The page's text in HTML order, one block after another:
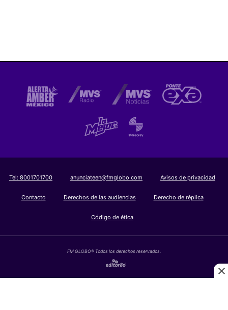
Tel: 8001701700 anunciateen@fmglobo.com Avisos de privacidad
Contacto Derechos de las audiencias Derecho de réplica
Código de ética
FM GLOBO® Todos los derechos reservados.